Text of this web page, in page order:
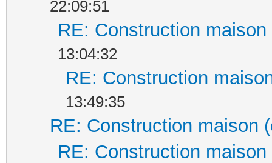
22:09:51
RE: Construction
13:04:32
RE: Construction
13:49:35
RE: Construction maison
RE: Construction